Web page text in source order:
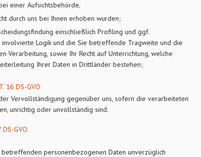
einer Aufsichtsbehörde,
durch uns bei Ihnen erhoben wurden;
einschließlich Profiling und ggf.
Logik und die Sie betreffende Tragweite und die
Verarbeitung, sowie Ihr Recht auf Unterrichtung, welche
Ihrer Daten in Drittländer bestehen;
16 DS-GVO
Vervollständigung gegenüber uns, sofern die verarbeiteten
unrichtig oder unvollständig sind.
GVO
personenbezogenen Daten unverzüglich